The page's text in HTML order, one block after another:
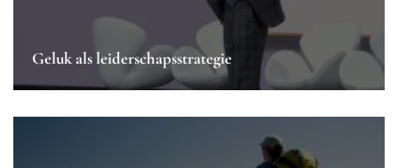
Geluk als leiderschapsstrategie